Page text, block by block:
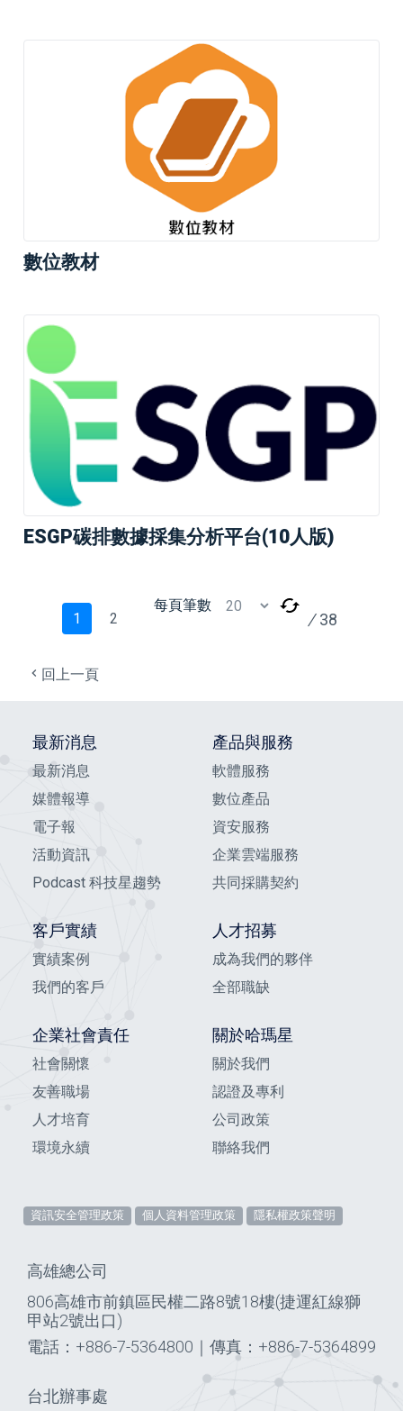
數位教材
ESGP碳排數據採集分析平台(10人版)
1 2
每頁筆數
/ 38
回上一頁
最新消息
最新消息
媒體報導
電子報
活動資訊
Podcast 科技星趨勢
產品與服務
軟體服務
數位產品
資安服務
企業雲端服務
共同採購契約
客戶實績
實績案例
我們的客戶
人才招募
成為我們的夥伴
全部職缺
企業社會責任
社會關懷
友善職場
人才培育
環境永續
關於哈瑪星
關於我們
認證及專利
公司政策
聯絡我們
資訊安全管理政策 個人資料管理政策 隱私權政策聲明
高雄總公司
806高雄市前鎮區民權二路8號18樓(捷運紅線獅
甲站2號出口)
電話：+886-7-5364800 ｜ 傳真：+886-7-5364899
台北辦事處